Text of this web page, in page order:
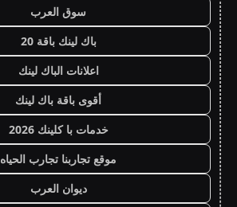
سوق العرب
باك لينك باقة 20
اعلانات الباك لينك
أقوى باقة باك لينك
خدمات با كلينك 2026
موقع تجاربنا تجارب الحياه
ديوان العرب